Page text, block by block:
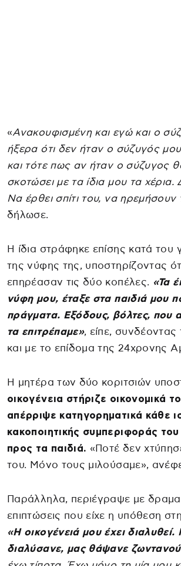
«Ανακουφισμένη και εγώ και ο
ήξερα ότι δεν ήταν ο σύζυγός μου
και τότε πως αν ήταν ο σύζυγος
σκοτώσει με τα ίδια μου τα χέρια.
Να έρθει σπίτι του, να
δήλωσε.
Η ίδια στράφηκε επίσης κατά του
της νύφης της, υποστηρίζοντας
επηρέασαν τις δύο κοπέλες. «Τα
νύφη μου, έταξε στα παιδιά μου
πράγματα. Εξόδους, βόλτες, που
τα επιτρέπαμε», είπε,
και με το επίδομα της 24χρονης
Η μητέρα των δύο κοριτσιών
οικογένεια στήριζε οικονομικά
απέρριψε κατηγορηματικά κάθε
κακοποιητικής συμπεριφοράς
προς τα παιδιά. «Ποτέ δεν
του. Μόνο τους μιλούσαμε»,
Παράλληλα, περιέγραψε με
επιπτώσεις που είχε η υπόθεση
«Η οικογένειά μου έχει διαλυθεί.
διαλύσανε, μας θάψανε